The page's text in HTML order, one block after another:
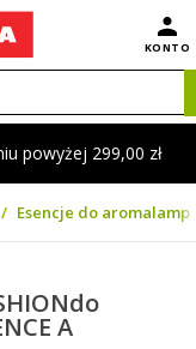
powyżej 299,00 zł
KONTO
Esencje do aromalamp
A